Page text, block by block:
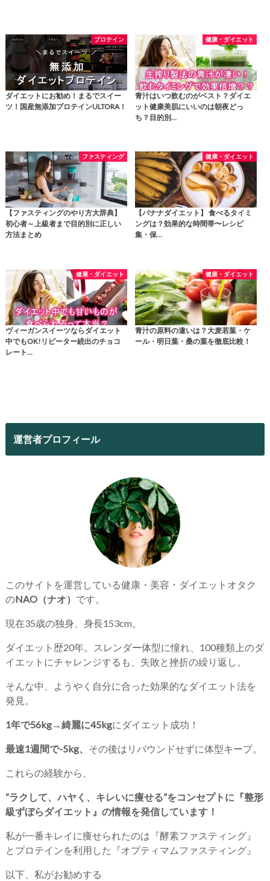
プロテイン
ダイエットにお勧め！まるでスイー
ツ！国産無添加プロテインULTORA！
健康・ダイエット
青汁はいつ飲むのがベスト？ダイエ
ット健康美肌にいいのは朝夜どっ
ち？目的別…
ファスティング
【ファスティングのやり方大辞典】
初心者～上級者まで目的別に正しい
方法まとめ
健康・ダイエット
【バナナダイエット】 食べるタイミ
ングは？効果的な時間帯〜レシピ
集・保…
健康・ダイエット
ヴィーガンスイーツならダイエット
中でもOK!リピーター続出のチョコ
レート…
健康・ダイエット
青汁の原料の違いは？大麦若葉・ケ
ール・明日葉・桑の葉を徹底比較！
運営者プロフィール
このサイトを運営している健康・美容・ダイエットオタク
のNAO（ナオ） です。
現在35歳の独身、身長153cm。
ダイエット歴20年。スレンダー体型に憧れ、100種類上のダ
イエットにチャレンジするも、失敗と挫折の繰り返し。
そんな中、ようやく自分に合った効果的なダイエット法を
発見。
1年で56kg→綺麗に45kgにダイエット成功！
最速1週間で-5kg、 その後はリバウンドせずに体型キープ。
これらの経験から、
“ラクして、ハヤく、キレいに痩せる”をコンセプトに『整形
級ずぼらダイエット』の情報を発信しています！
私が一番キレイに痩せられたのは『酵素ファスティング』
とプロテインを利用した『オプティマムファスティング』
以下、私がお勧めする